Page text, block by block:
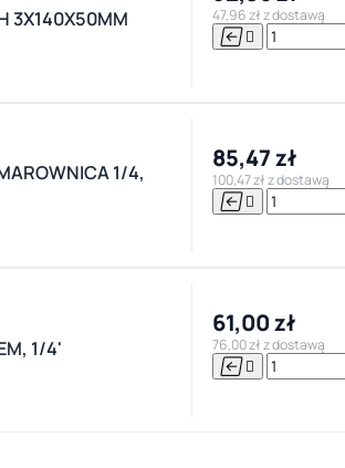
3X140X50MM 47,96 zł z dostawą
 
1/4,
85,47 zł
100,47 zł z dostawą
 
1/4'
61,00 zł
76,00 zł z dostawą
 